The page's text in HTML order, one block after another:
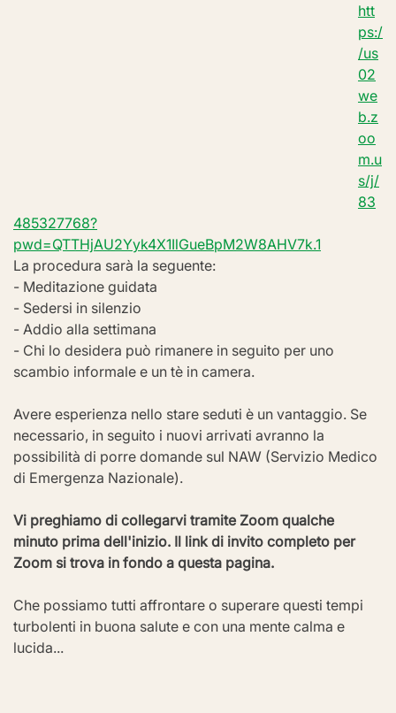
htt
ps:/
/us
02
we
b.z
oo
m.u
s/j/
83
485327768?
pwd=QTTHjAU2Yyk4X1IlGueBpM2W8AHV7k.1
La procedura sarà la seguente:
- Meditazione guidata
- Sedersi in silenzio
- Addio alla settimana
- Chi lo desidera può rimanere in seguito per uno
scambio informale e un tè in camera.
Avere esperienza nello stare seduti è un vantaggio. Se
necessario, in seguito i nuovi arrivati avranno la
possibilità di porre domande sul NAW (Servizio Medico
di Emergenza Nazionale).
Vi preghiamo di collegarvi tramite Zoom qualche
minuto prima dell'inizio. Il link di invito completo per
Zoom si trova in fondo a questa pagina.
Che possiamo tutti affrontare o superare questi tempi
turbolenti in buona salute e con una mente calma e
lucida...